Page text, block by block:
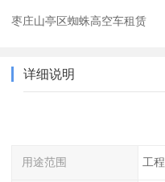
枣庄山亭区蜘蛛高空车租赁
详细说明
用途范围 工程